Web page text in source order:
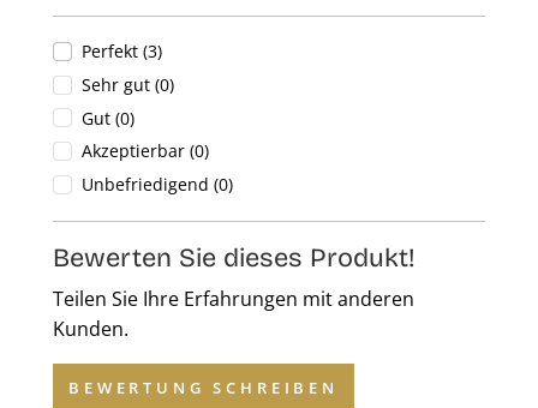
Perfekt (3)
Sehr gut (0)
Gut (0)
Akzeptierbar (0)
Unbefriedigend (0)
Bewerten Sie dieses Produkt!
Teilen Sie Ihre Erfahrungen mit anderen
Kunden.
BEWERTUNG SCHREIBEN